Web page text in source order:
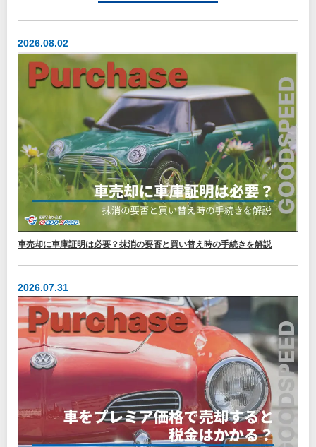
2026.08.02
車売却に車庫証明は必要？抹消の要否と買い替え時の手続きを解説
2026.07.31